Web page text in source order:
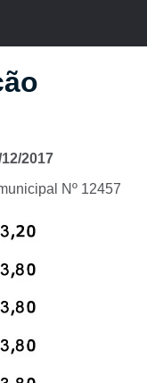
2017
Nº 12457